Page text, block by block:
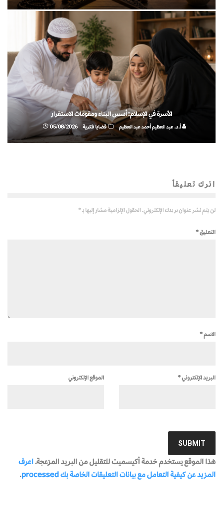
الأسرة في الإسلام: أسس البناء ومقومات الاستقرار
أ.د. عبد العظيم أحمد عبد العظيم قضايا فكرية 05/08/2026
اترك تعليقاً
لن يتم نشر عنوان بريدك الإلكتروني. الحقول الإلزامية مشار إليها بـ*
التعليق*
الاسم*
البريد الإلكتروني* الموقع الإلكتروني
هذا الموقع يستخدم خدمة أكيسميت للتقليل من البريد المزعجة. اعرف
المزيد عن كيفية التعامل مع بيانات التعليقات الخاصة بك processed
.